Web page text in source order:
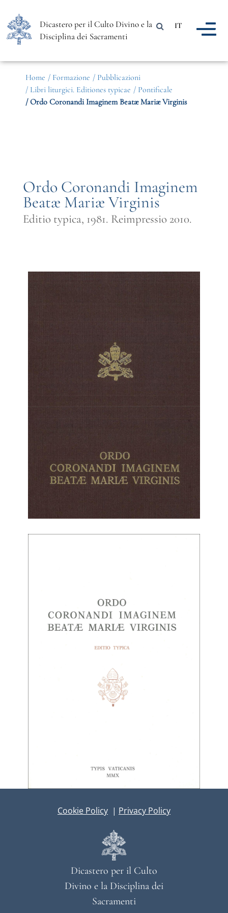
Dicastero per il Culto Divino e la
Disciplina dei Sacramenti
IT
Home / Formazione / Pubblicazioni
/ Libri liturgici. Editiones typicae / Pontificale
/ Ordo Coronandi Imaginem Beatæ Mariæ Virginis
Ordo Coronandi Imaginem
Beatæ Mariæ Virginis
Editio typica, 1981. Reimpressio 2010.
Cookie Policy | Privacy Policy
Dicastero per il Culto
Divino e la Disciplina dei
Sacramenti